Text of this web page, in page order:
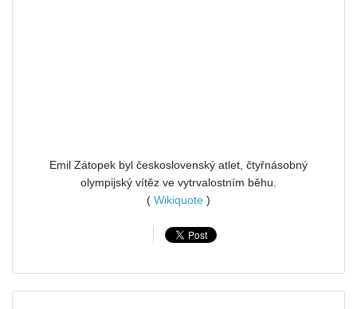
Emil Zátopek byl československý atlet, čtyřnásobný
olympijský vítěz ve vytrvalostním běhu.
( Wikiquote )